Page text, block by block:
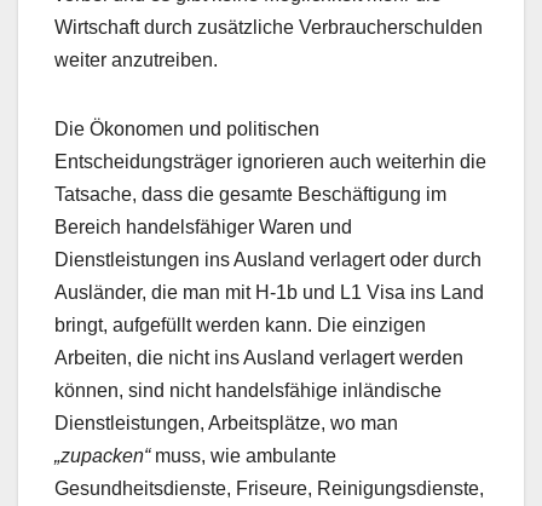
Wirtschaft durch zusätzliche Verbraucherschulden
weiter anzutreiben.
Die Ökonomen und politischen
Entscheidungsträger ignorieren auch weiterhin die
Tatsache, dass die gesamte Beschäftigung im
Bereich handelsfähiger Waren und
Dienstleistungen ins Ausland verlagert oder durch
Ausländer, die man mit H-1b und L1 Visa ins Land
bringt, aufgefüllt werden kann. Die einzigen
Arbeiten, die nicht ins Ausland verlagert werden
können, sind nicht handelsfähige inländische
Dienstleistungen, Arbeitsplätze, wo man
„zupacken“muss, wie ambulante
Gesundheitsdienste, Friseure, Reinigungsdienste,